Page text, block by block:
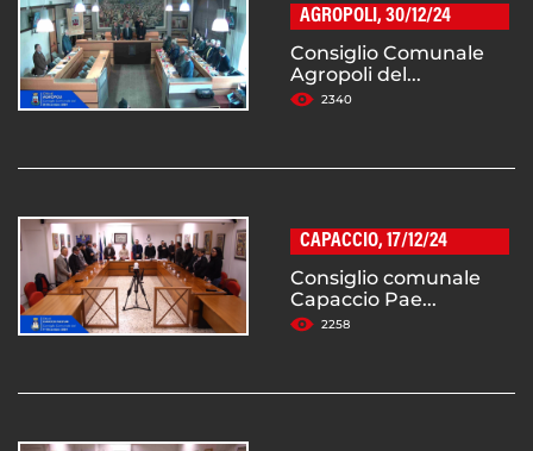
AGROPOLI, 30/12/24
Consiglio Comunale
Agropoli del...
2340
CAPACCIO, 17/12/24
Consiglio comunale
Capaccio Pae...
2258